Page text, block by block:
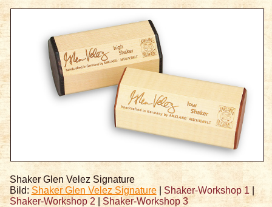
Shaker Glen Velez Signature
Bild: Shaker Glen Velez Signature| Shaker-Workshop 1|
Shaker-Workshop 2
Shaker-Workshop 3